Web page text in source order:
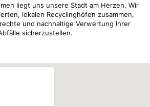
liegt uns unsere Stadt am Herzen. Wir
lokalen Recyclinghöfen zusammen,
und nachhaltige Verwertung Ihrer
sicherzustellen.